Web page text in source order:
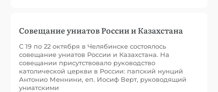
Совещание униатов России и Казахстана
С 19 по 22 октября в Челябинске состоялось
совещание униатов России и Казахстана. На
совещании присутствовало руководство
католической церкви в России: папский нунций
Антонио Меннини, еп. Иосиф Верт, руководящий
униатскими